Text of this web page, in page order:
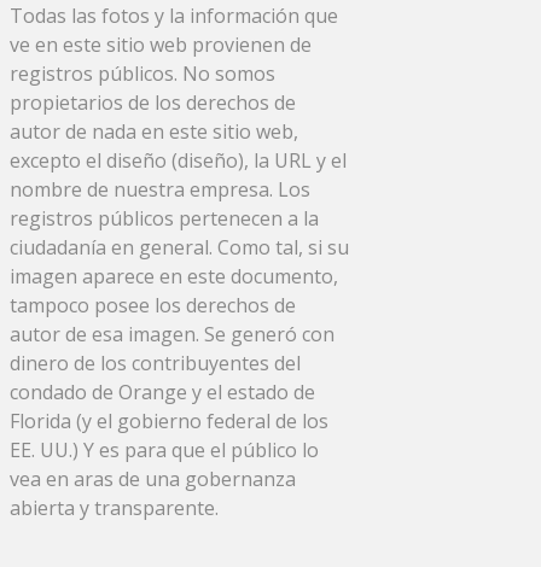
Todas las fotos y la información que
ve en este sitio web provienen de
registros públicos. No somos
propietarios de los derechos de
autor de nada en este sitio web,
excepto el diseño (diseño), la URL y el
nombre de nuestra empresa. Los
registros públicos pertenecen a la
ciudadanía en general. Como tal, si su
imagen aparece en este documento,
tampoco posee los derechos de
autor de esa imagen. Se generó con
dinero de los contribuyentes del
condado de Orange y el estado de
Florida (y el gobierno federal de los
EE. UU.) Y es para que el público lo
vea en aras de una gobernanza
abierta y transparente.